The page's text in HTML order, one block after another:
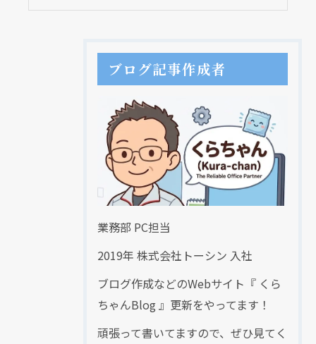
ブログ記事作成者
業務部 PC担当
2019年 株式会社トーシン 入社
ブログ作成などのWebサイト『 くら
ちゃんBlog 』更新をやってます！
頑張って書いてますので、ぜひ見てく